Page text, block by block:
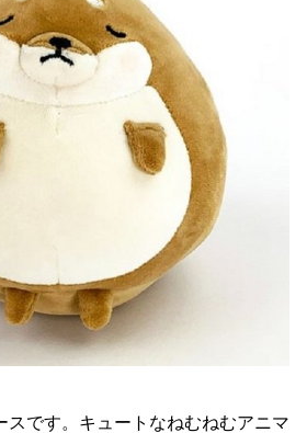
スです。キュートなねむねむアニマ